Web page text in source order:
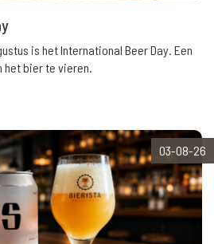
is het International Beer Day. Een
bier te vieren.
03-08-26